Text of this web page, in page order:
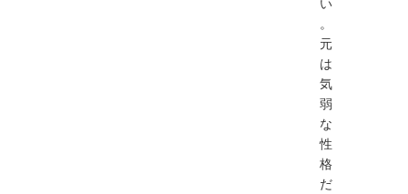
。
元
は
気
弱
な
性
格
だ